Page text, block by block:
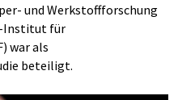
und Werkstoffforschung
Institut für
war als
beteiligt.